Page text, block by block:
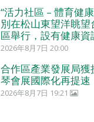
“活力社區 – 體育健
別在松山東望洋眺
區舉行，設有健康資
2026年8月7日 20:00
合作區產業發展局獲
琴會展國際化再提速
2026年8月7日 19:21